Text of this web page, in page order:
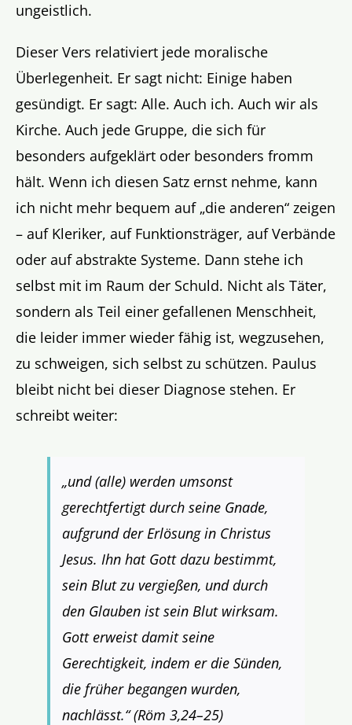
ungeistlich.
Dieser Vers relativiert jede moralische
Überlegenheit. Er sagt nicht: Einige haben
gesündigt. Er sagt: Alle. Auch ich. Auch wir als
Kirche. Auch jede Gruppe, die sich für
besonders aufgeklärt oder besonders fromm
hält. Wenn ich diesen Satz ernst nehme, kann
ich nicht mehr bequem auf „die anderen“ zeigen
– auf Kleriker, auf Funktionsträger, auf Verbände
oder auf abstrakte Systeme. Dann stehe ich
selbst mit im Raum der Schuld. Nicht als Täter,
sondern als Teil einer gefallenen Menschheit,
die leider immer wieder fähig ist, wegzusehen,
zu schweigen, sich selbst zu schützen. Paulus
bleibt nicht bei dieser Diagnose stehen. Er
schreibt weiter:
„und (alle) werden umsonst
gerechtfertigt durch seine Gnade,
aufgrund der Erlösung in Christus
Jesus. Ihn hat Gott dazu bestimmt,
sein Blut zu vergießen, und durch
den Glauben ist sein Blut wirksam.
Gott erweist damit seine
Gerechtigkeit, indem er die Sünden,
die früher begangen wurden,
nachlässt.“ (Röm 3,24–25)